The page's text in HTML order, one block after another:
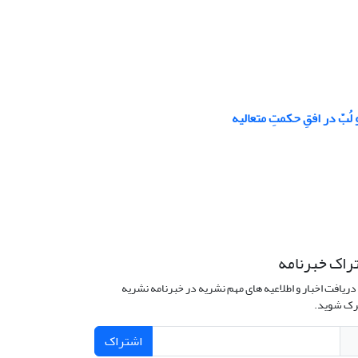
لُبّ در افقِ حکمتِ متعالیه
خبرنامه
اخبار و اطلاعیه های مهم نشریه در خبرنامه نشریه
شوید.
اشتراک